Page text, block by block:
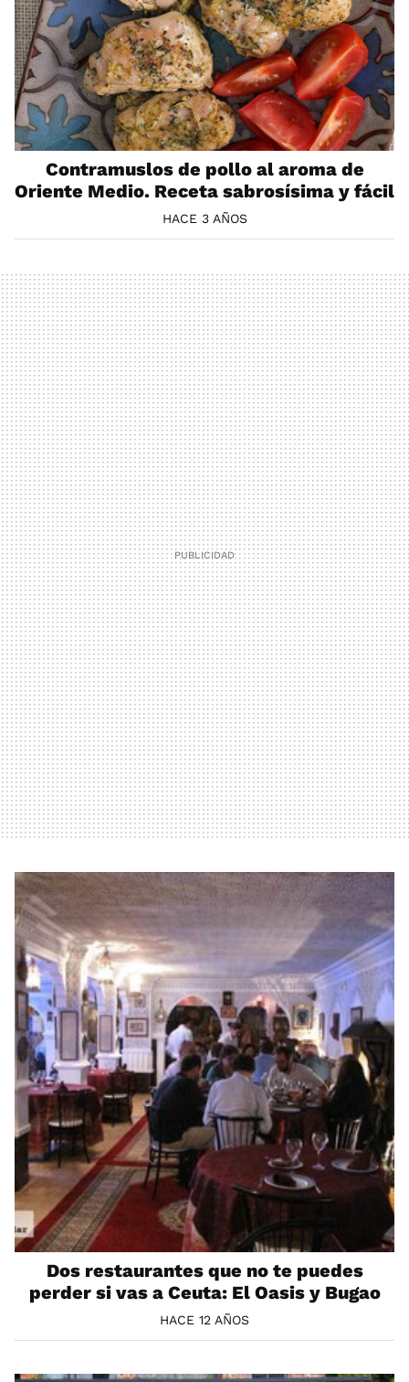
Contramuslos de pollo al aroma de
Oriente Medio. Receta sabrosísima y fácil
HACE 3 AÑOS
Dos restaurantes que no te puedes
perder si vas a Ceuta: El Oasis y Bugao
HACE 12 AÑOS